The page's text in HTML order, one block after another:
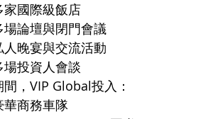
家國際級飯店
場論壇與閉門會議
人晚宴與交流活動
場投資人會談
，VIP Global投入：
華商務車隊